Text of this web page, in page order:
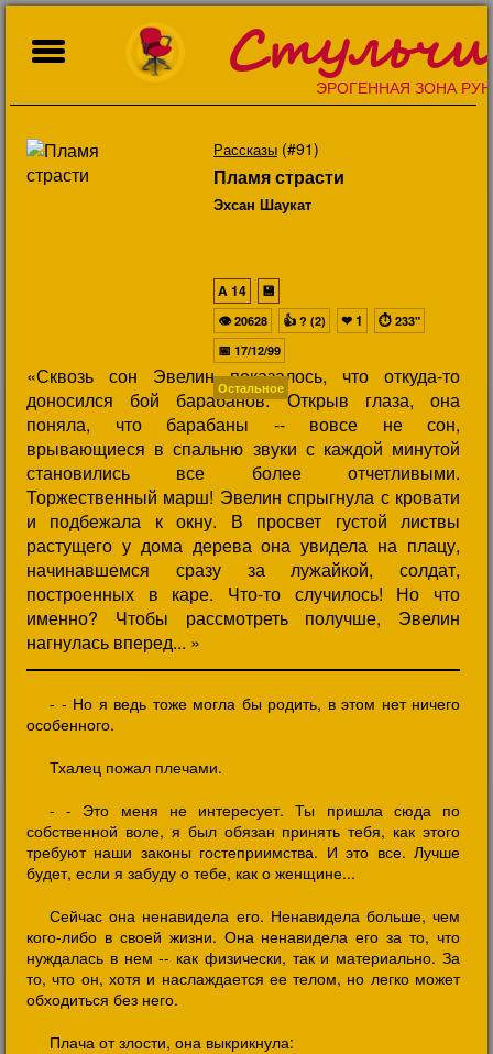
ЭРОГЕННАЯ ЗОНА
Рассказы (#91)
Пламя страсти
Эхсан Шаукат
«Сквозь сон Эвелин показалось, что откуда-то
доносился бой барабанов. Открыв глаза, она
поняла, что барабаны -- вовсе не сон,
врывающиеся в спальню звуки с каждой минутой
становились все более отчетливыми.
Торжественный марш! Эвелин спрыгнула с кровати
и подбежала к окну. В просвет густой листвы
растущего у дома дерева она увидела на плацу,
начинавшемся сразу за лужайкой, солдат,
построенных в каре. Что-то случилось! Но что
именно? Чтобы рассмотреть получше, Эвелин
нагнулась вперед... »
A14
💾
👁20628 👍 ? (2) ❤1 ⏱ 233"
📅 17/12/99
Остальное
- - Но я ведь тоже могла бы родить, в этом нет ничего
особенного.
Тхалец пожал плечами.
- - Это меня не интересует. Ты пришла сюда по
собственной воле, я был обязан принять тебя, как этого
требуют наши законы гостеприимства. И это все. Лучше
будет, если я забуду о тебе, как о женщине...
Сейчас она ненавидела его. Ненавидела больше, чем
кого-либо в своей жизни. Она ненавидела его за то, что
нуждалась в нем -- как физически, так и материально. За
то, что он, хотя и наслаждается ее телом, но легко может
обходиться без него.
Плача от злости, она выкрикнула: